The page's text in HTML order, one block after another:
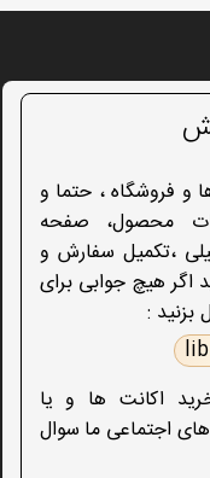
و فروشگاه ، حتما و
محصول، صفحه
،تکمیل سفارش و
اگر هیچ جوابی برای
بزنید :
اکانت ها و یا
اجتماعی ما سوال